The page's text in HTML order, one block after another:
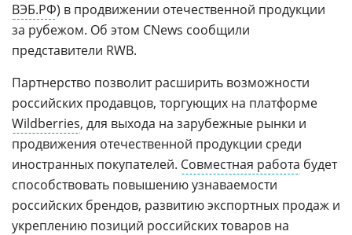
ВЭБ.РФ) в продвижении отечественной продукции
за рубежом. Об этом CNews сообщили
представители RWB.
Партнерство позволит расширить возможности
российских продавцов, торгующих на платформе
Wildberries, для выхода на зарубежные рынки и
продвижения отечественной продукции среди
иностранных покупателей. Совместная работа будет
способствовать повышению узнаваемости
российских брендов, развитию экспортных продаж и
укреплению позиций российских товаров на